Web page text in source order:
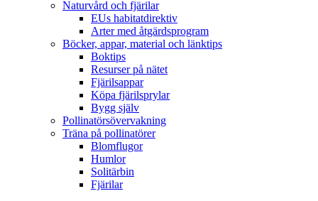
Naturvård och fjärilar
EUs habitatdirektiv
Arter med åtgärdsprogram
Böcker, appar, material och länktips
Boktips
Resurser på nätet
Fjärilsappar
Köpa fjärilsprylar
Bygg själv
Pollinatörsövervakning
Träna på pollinatörer
Blomflugor
Humlor
Solitärbin
Fjärilar